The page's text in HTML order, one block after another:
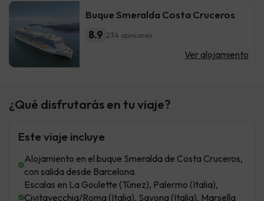
Buque Smeralda Costa Cruceros
8.9 234 opiniones
Ver alojamiento
¿Qué disfrutarás en tu viaje?
Este viaje incluye
Alojamiento en el buque Smeralda de Costa Cruceros,
con salida desde Barcelona.
Escalas en La Goulette (Túnez), Palermo (Italia),
Civitavecchia/Roma (Italia), Savona (Italia), Marsella